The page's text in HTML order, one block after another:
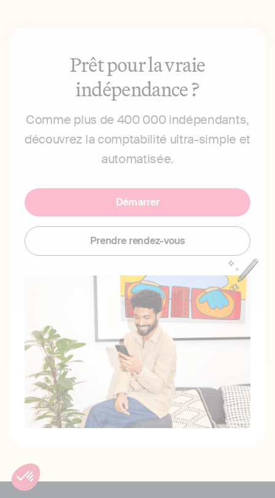
Prêt pour la vraie
indépendance ?
Comme plus de 400 000 indépendants,
découvrez la comptabilité ultra-simple et
automatisée.
Démarrer
Prendre rendez-vous